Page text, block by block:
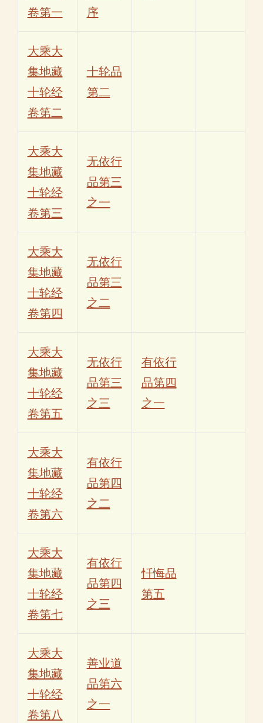
卷第一
序
大乘大
集地藏
十轮经
卷第二
十轮品
第二
大乘大
集地藏
十轮经
卷第三
无依行
品第三
之一
大乘大
集地藏
十轮经
卷第四
无依行
品第三
之二
大乘大
集地藏
十轮经
卷第五
无依行
品第三
之三
有依行
品第四
之一
大乘大
集地藏
十轮经
卷第六
有依行
品第四
之二
大乘大
集地藏
十轮经
卷第七
有依行
品第四
之三
忏悔品
第五
大乘大
集地藏
十轮经
卷第八
善业道
品第六
之一